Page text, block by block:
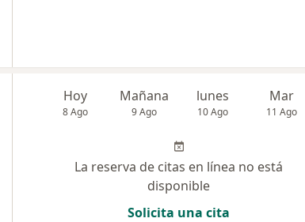
Hoy
8 Ago
Mañana
9 Ago
lunes
10 Ago
Mar
11 Ago
La reserva de citas en línea no está
disponible
Solicita una cita